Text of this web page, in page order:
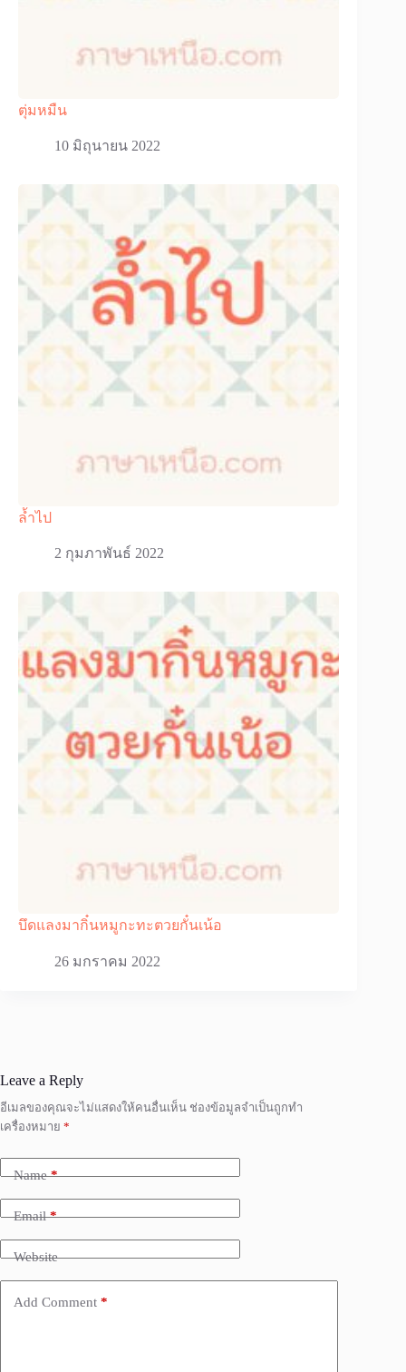
ตุ่มหมืน
10 มิถุนายน 2022
ล้ำไป
2 กุมภาพันธ์ 2022
บึดแลงมากิ๋นหมูกะทะตวยกั๋นเน้อ
26 มกราคม 2022
Leave a Reply
อีเมลของคุณจะไม่แสดงให้คนอื่นเห็น ช่องข้อมูลจำเป็นถูกทำ
เครื่องหมาย *
Name*
Email*
Website
Add Comment *